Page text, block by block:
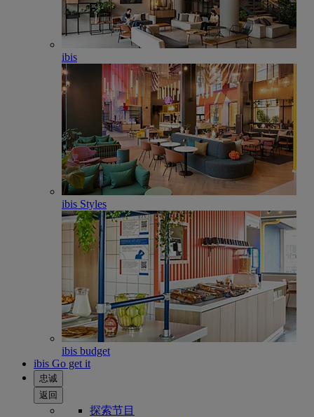
ibis
ibis Styles
ibis budget
ibis Go get it
忠诚
返回
探索节目